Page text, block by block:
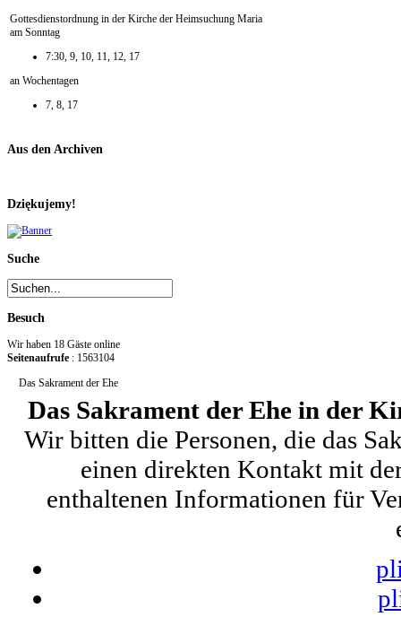
Gottesdienstordnung in der Kirche der Heimsuchung Maria
am Sonntag
7:30, 9, 10, 11, 12, 17
an Wochentagen
7, 8, 17
Aus den Archiven
Dziękujemy!
Suche
Besuch
Wir haben 18 Gäste online
Seitenaufrufe : 1563104
Das Sakrament der Ehe
Das Sakrament der Ehe in der
Wir bitten die Personen, die das
einen direkten Kontakt mit
enthaltenen Informationen für